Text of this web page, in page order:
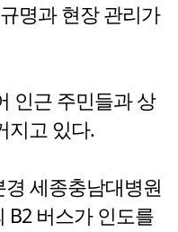
명과 현장 관리가
인근 주민들과 상
지고 있다.
세종충남대병원
B2 버스가 인도를